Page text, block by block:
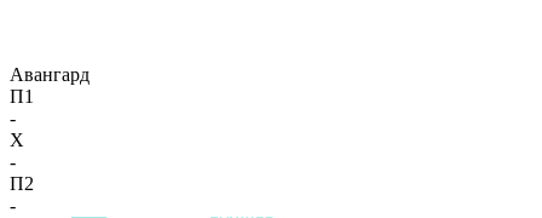
Авангард
П1
-
X
-
П2
-